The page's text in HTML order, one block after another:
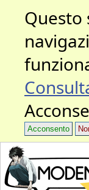
Questo
Acconsento